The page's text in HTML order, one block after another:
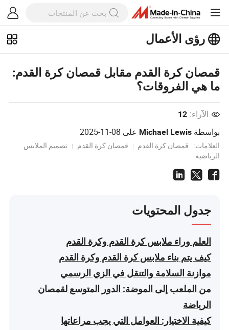
رؤى الأعمال
على رؤى الأعمال!
عرض المزيد
قمصان كرة القدم مقابل قمصان كرة القدم:
ما هي الفروقات؟
الآراء: 12
بواسطةMichael Lewis على 2025-11-08
العلامات: قمصان كرة القدم قمصان كرة القدم
تصميم الملابس
الرياضية
جدول المحتويات
العلم وراء ملابس كرة القدم وكرة القدم
كيف يتم بناء ملابس كرة القدم وكرة القدم
موازنة السلامة والتنقل في الزي الرسمي
من الملعب إلى الموضة: الدور المتوسع لقمصان
الرياضة
كيفية الاختيار: العوامل التي يجب مراعاتها